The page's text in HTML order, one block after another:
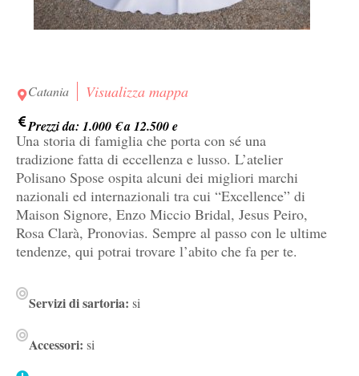
Catania Visualizza mappa
Prezzi da: 1.000 € a 12.500 e
Una storia di famiglia che porta con sé una
tradizione fatta di eccellenza e lusso. L’atelier
Polisano Spose ospita alcuni dei migliori marchi
nazionali ed internazionali tra cui “Excellence” di
Maison Signore, Enzo Miccio Bridal, Jesus Peiro,
Rosa Clarà, Pronovias. Sempre al passo con le ultime
tendenze, qui potrai trovare l’abito che fa per te.
Servizi di sartoria: si
Accessori: si